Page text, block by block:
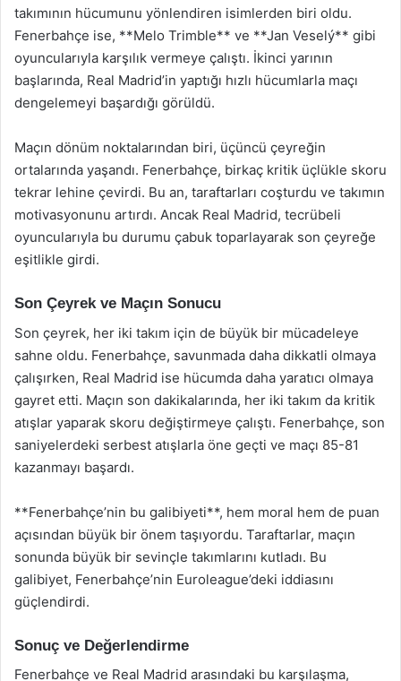
takımının hücumunu yönlendiren isimlerden biri oldu.
Fenerbahçe ise, **Melo Trimble** ve **Jan Veselý** gibi
oyuncularıyla karşılık vermeye çalıştı. İkinci yarının
başlarında, Real Madrid’in yaptığı hızlı hücumlarla maçı
dengelemeyi başardığı görüldü.
Maçın dönüm noktalarından biri, üçüncü çeyreğin
ortalarında yaşandı. Fenerbahçe, birkaç kritik üçlükle skoru
tekrar lehine çevirdi. Bu an, taraftarları coşturdu ve takımın
motivasyonunu artırdı. Ancak Real Madrid, tecrübeli
oyuncularıyla bu durumu çabuk toparlayarak son çeyreğe
eşitlikle girdi.
Son Çeyrek ve Maçın Sonucu
Son çeyrek, her iki takım için de büyük bir mücadeleye
sahne oldu. Fenerbahçe, savunmada daha dikkatli olmaya
çalışırken, Real Madrid ise hücumda daha yaratıcı olmaya
gayret etti. Maçın son dakikalarında, her iki takım da kritik
atışlar yaparak skoru değiştirmeye çalıştı. Fenerbahçe, son
saniyelerdeki serbest atışlarla öne geçti ve maçı 85-81
kazanmayı başardı.
**Fenerbahçe’nin bu galibiyeti**, hem moral hem de puan
açısından büyük bir önem taşıyordu. Taraftarlar, maçın
sonunda büyük bir sevinçle takımlarını kutladı. Bu
galibiyet, Fenerbahçe’nin Euroleague’deki iddiasını
güçlendirdi.
Sonuç ve Değerlendirme
Fenerbahçe ve Real Madrid arasındaki bu karşılaşma,